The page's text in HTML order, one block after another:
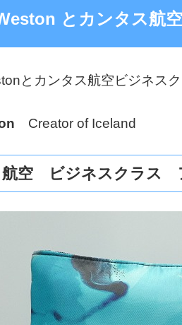
とカンタス航
とカンタス航空ビジネス
Creator of Iceland
航空 ビジネスクラス